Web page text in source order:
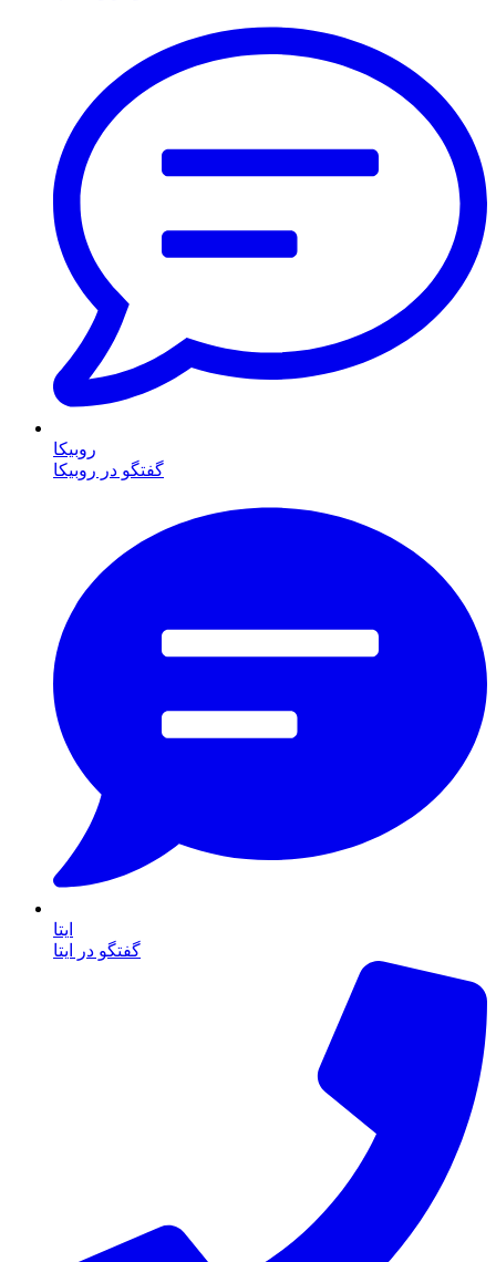
روبیکا
گفتگو در روبیکا
ایتا
گفتگو در ایتا